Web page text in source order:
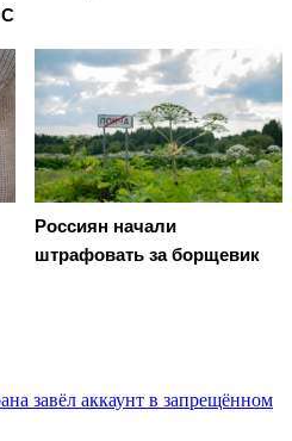
Россиян начали
штрафовать за борщевик
завёл аккаунт в запрещённом